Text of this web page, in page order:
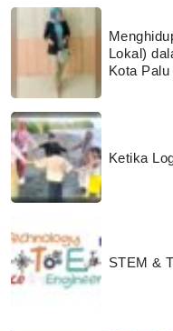
Lokal)
Kota Palu
Ketika
STEM &